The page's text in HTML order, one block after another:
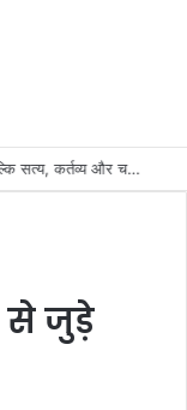
भारतीय शिक्षण पद्धति में धर्म का अर्थ संप्रदाय नहीं, बल्कि सत्य, कर्तव्य और चरित्र निर्माण है: विजय प्रकाश
से जुड़े